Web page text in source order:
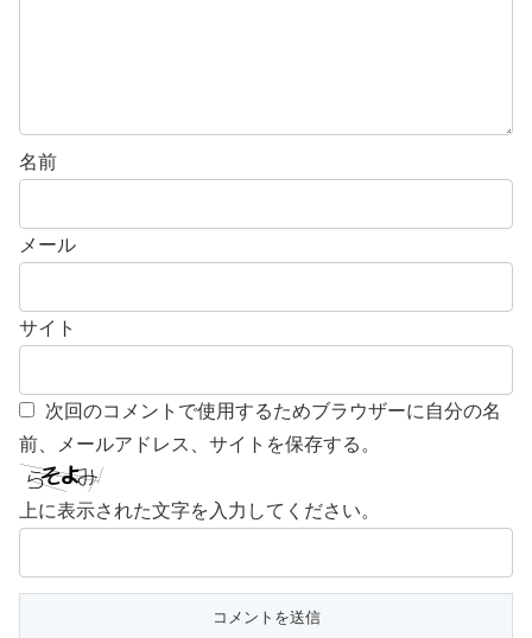
名前
メール
サイト
次回のコメントで使用するためブラウザーに自分の名
前、メールアドレス、サイトを保存する。
上に表示された文字を入力してください。